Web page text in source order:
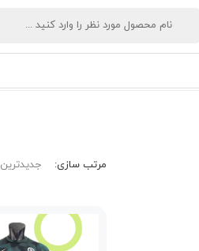
مرتب‌ سازی: جدیدترین